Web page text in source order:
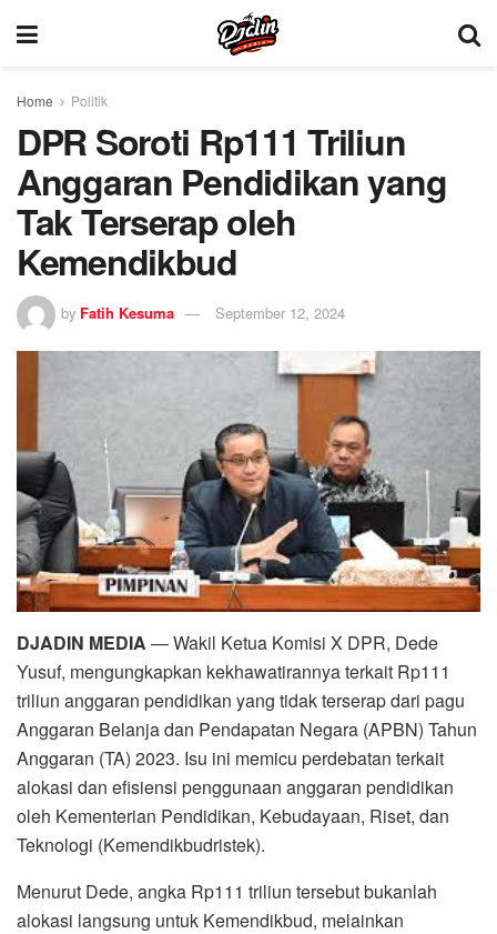
Home Politik
DPR Soroti Rp111 Triliun
Anggaran Pendidikan yang
Tak Terserap oleh
Kemendikbud
by Fatih Kesuma September 12, 2024
DJADIN MEDIA — Wakil Ketua Komisi X DPR, Dede
Yusuf, mengungkapkan kekhawatirannya terkait Rp111
triliun anggaran pendidikan yang tidak terserap dari pagu
Anggaran Belanja dan Pendapatan Negara (APBN) Tahun
Anggaran (TA) 2023. Isu ini memicu perdebatan terkait
alokasi dan efisiensi penggunaan anggaran pendidikan
oleh Kementerian Pendidikan, Kebudayaan, Riset, dan
Teknologi (Kemendikbudristek).
Menurut Dede, angka Rp111 triliun tersebut bukanlah
alokasi langsung untuk Kemendikbud, melainkan